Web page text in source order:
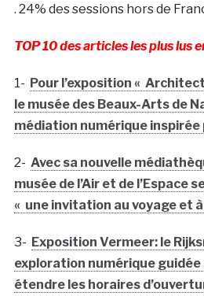
. 24% des sessions hors de
TOP 10 des articles les plus lus
1- Pour l’exposition «
le musée des Beaux-Arts de
médiation numérique
2- Avec sa nouvelle
musée de l’Air et de l’Espace
« une invitation au voyage et
3- Exposition Vermeer: le
exploration numérique
étendre les horaires